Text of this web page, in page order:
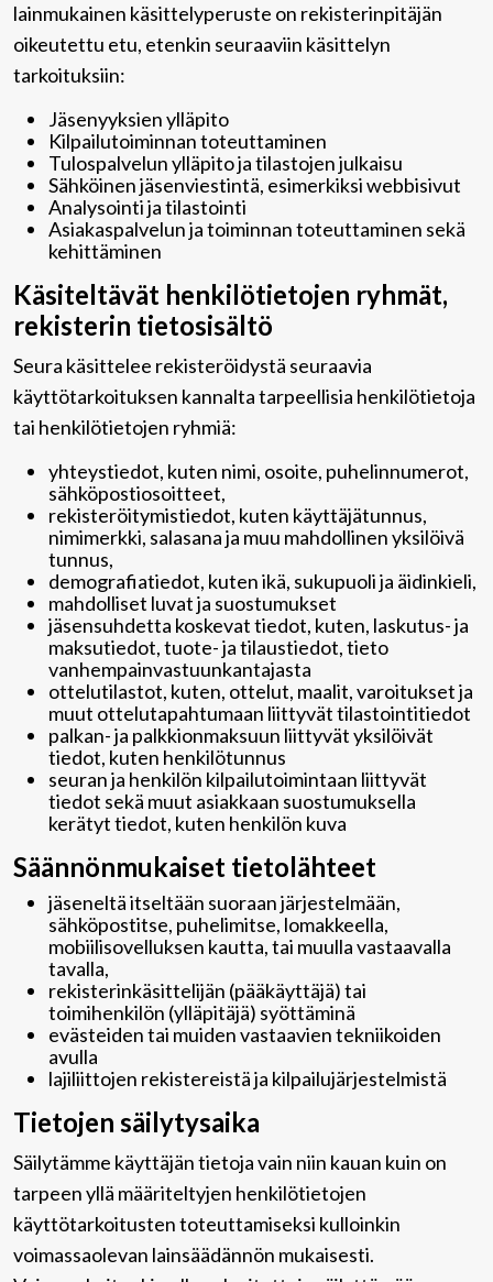
lainmukainen käsittelyperuste on rekisterinpitäjän
oikeutettu etu, etenkin seuraaviin käsittelyn
tarkoituksiin:
Jäsenyyksien ylläpito
Kilpailutoiminnan toteuttaminen
Tulospalvelun ylläpito ja tilastojen julkaisu
Sähköinen jäsenviestintä, esimerkiksi webbisivut
Analysointi ja tilastointi
Asiakaspalvelun ja toiminnan toteuttaminen sekä
kehittäminen
Käsiteltävät henkilötietojen ryhmät,
rekisterin tietosisältö
Seura käsittelee rekisteröidystä seuraavia
käyttötarkoituksen kannalta tarpeellisia henkilötietoja
tai henkilötietojen ryhmiä:
yhteystiedot, kuten nimi, osoite, puhelinnumerot,
sähköpostiosoitteet,
rekisteröitymistiedot, kuten käyttäjätunnus,
nimimerkki, salasana ja muu mahdollinen yksilöivä
tunnus,
demografiatiedot, kuten ikä, sukupuoli ja äidinkieli,
mahdolliset luvat ja suostumukset
jäsensuhdetta koskevat tiedot, kuten, laskutus- ja
maksutiedot, tuote- ja tilaustiedot, tieto
vanhempainvastuunkantajasta
ottelutilastot, kuten, ottelut, maalit, varoitukset ja
muut ottelutapahtumaan liittyvät tilastointitiedot
palkan- ja palkkionmaksuun liittyvät yksilöivät
tiedot, kuten henkilötunnus
seuran ja henkilön kilpailutoimintaan liittyvät
tiedot sekä muut asiakkaan suostumuksella
kerätyt tiedot, kuten henkilön kuva
Säännönmukaiset tietolähteet
jäseneltä itseltään suoraan järjestelmään,
sähköpostitse, puhelimitse, lomakkeella,
mobiilisovelluksen kautta, tai muulla vastaavalla
tavalla,
rekisterinkäsittelijän (pääkäyttäjä) tai
toimihenkilön (ylläpitäjä) syöttäminä
evästeiden tai muiden vastaavien tekniikoiden
avulla
lajiliittojen rekistereistä ja kilpailujärjestelmistä
Tietojen säilytysaika
Säilytämme käyttäjän tietoja vain niin kauan kuin on
tarpeen yllä määriteltyjen henkilötietojen
käyttötarkoitusten toteuttamiseksi kulloinkin
voimassaolevan lainsäädännön mukaisesti.